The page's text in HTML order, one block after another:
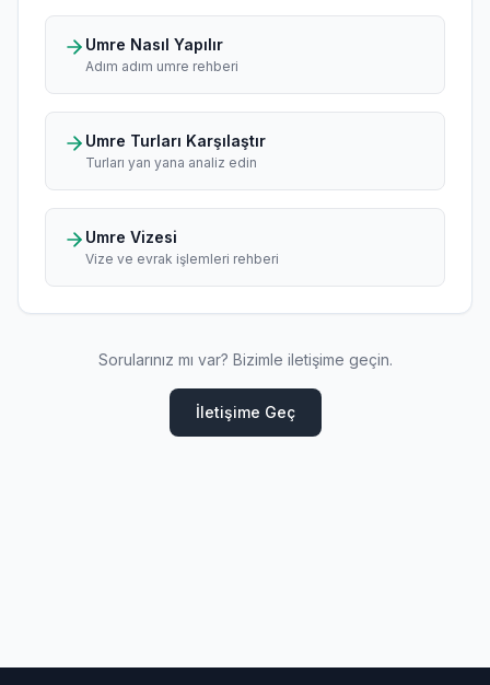
Umre Nasıl Yapılır
Adım adım umre rehberi
Umre Turları Karşılaştır
Turları yan yana analiz edin
Umre Vizesi
Vize ve evrak işlemleri rehberi
Sorularınız mı var? Bizimle iletişime geçin.
İletişime Geç